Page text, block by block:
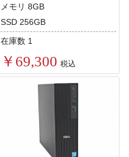
メモリ 8GB
SSD 256GB
在庫数 1
￥69,300 税込